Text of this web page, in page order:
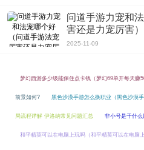
问道手游力宠和
害还是力宠厉害）
2025-11-09
梦幻西游多少级能保住点卡钱（梦幻69单开每天赚
前景如何? 黑色沙漠手游怎么换职业（黑色沙漠
局流程详解 伊洛纳常见问题汇总 非小号是干什
和平精英可以在电脑上玩吗（和平精英可以在电脑上